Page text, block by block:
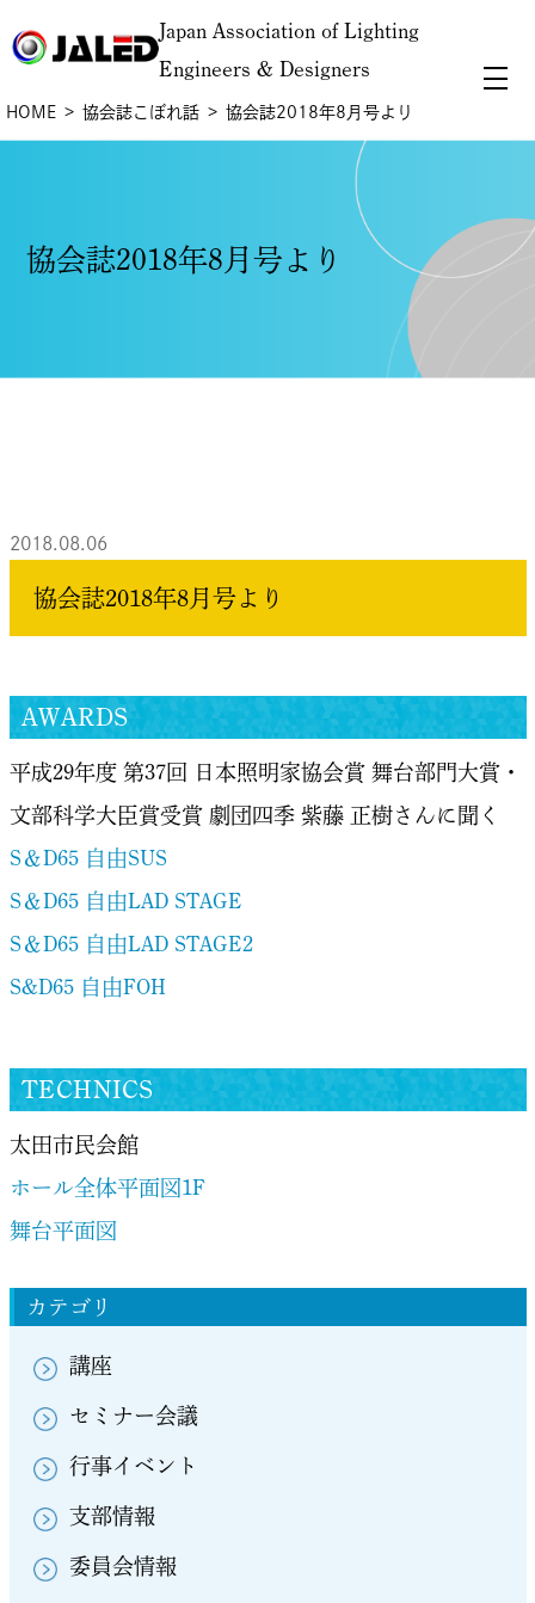
Japan Association of Lighting
Engineers & Designers
HOME 協会誌こぼれ話 協会誌2018年8月号より
協会誌2018年8月号より
カテゴリ
講座
セミナー会議
行事イベント
支部情報
委員会情報
2018.08.06
協会誌2018年8月号より
AWARDS
平成29年度 第37回 日本照明家協会賞 舞台部門大賞・
文部科学大臣賞受賞 劇団四季 紫藤 正樹さんに聞く
S＆D65 自由SUS
S＆D65 自由LAD STAGE
S＆D65 自由LAD STAGE2
S&D65 自由FOH
TECHNICS
太田市民会館
ホール全体平面図1F
舞台平面図